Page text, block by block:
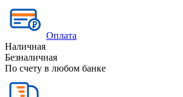
Оплата
Наличная
Безналичная
По счету в любом банке